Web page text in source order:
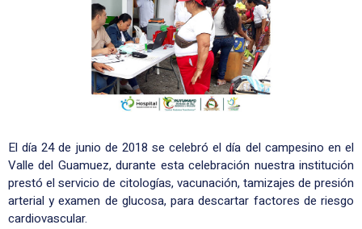
El día 24 de junio de 2018 se celebró el día del campesino en el
Valle del Guamuez, durante esta celebración nuestra institución
prestó el servicio de citologías, vacunación, tamizajes de presión
arterial y examen de glucosa, para descartar factores de riesgo
cardiovascular.